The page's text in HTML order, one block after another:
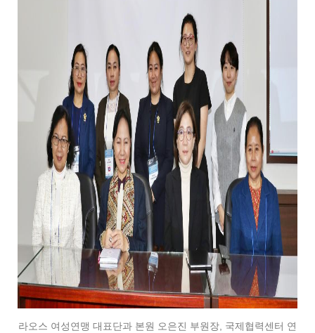
라오스 여성연맹 대표단과 본원 오은진 부원장, 국제협력센터 연